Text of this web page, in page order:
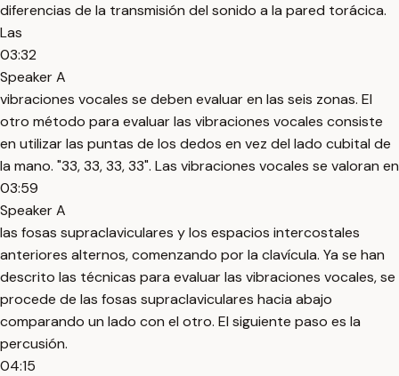
diferencias de la transmisión del sonido a la pared torácica.
Las
03:32
Speaker A
vibraciones vocales se deben evaluar en las seis zonas. El
otro método para evaluar las vibraciones vocales consiste
en utilizar las puntas de los dedos en vez del lado cubital de
la mano. "33, 33, 33, 33". Las vibraciones vocales se valoran en
03:59
Speaker A
las fosas supraclaviculares y los espacios intercostales
anteriores alternos, comenzando por la clavícula. Ya se han
descrito las técnicas para evaluar las vibraciones vocales, se
procede de las fosas supraclaviculares hacia abajo
comparando un lado con el otro. El siguiente paso es la
percusión.
04:15